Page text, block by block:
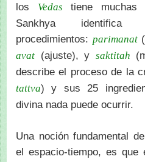
los
Vedas tiene muchas
Sankhya
procedimientos: parimanat
avat (ajuste), y saktitah
describe el proceso de la
tattva) y sus 25
divina nada puede ocurrir.
Una noción fundamental
el espacio-tiempo, es que